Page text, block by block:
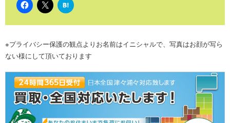
は
て
ブ
マ
ー
ク
※プライバシー保護の観点よりお名前はイニシャルで、写真はお顔が写ら
ない様にして頂いております